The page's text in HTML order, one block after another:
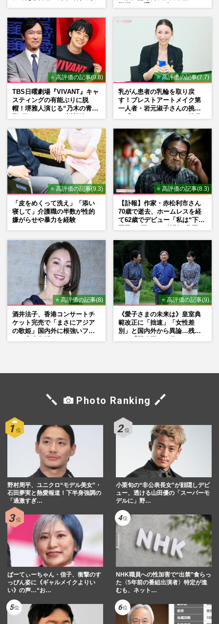
⭐ 高評価の記事(9.8)
TBS日曜劇場『VIVANT』キャ
スティングの有能ぶりに脱
帽！堺雅人演じる“乃木の青年
マン長男・櫻井海音だった
⭐ 高評価の記事(7.7)
乳がん患者の乳輪を取り戻
す！ブレストアートメイク第
一人者・岩元淑子さんの挑戦
⭐ 高評価の記事(9.3)
「皮をめくって洗え」「添い
寝して」介護職の半数が性的
嫌がらせや暴力を経験
⭐ 高評価の記事(8.3)
【訃報】作家・赤松利市さん
70歳で逝去、ホームレスを経
て62歳でデビュー「私は“下級
⭐ 高評価の記事(8)
酒井法子、香港コンサートチ
ケット完売で「まさにアジア
の歌姫」国内外に根強いファ
⭐ 高評価の記事(9)
《愛子さまの未来は》皇室典
範改正に「拙速」「女性差
別」と国内外から異論…残さ
Photo Ranking
野村周平、ユニクロ“モデル美女”・
石田夢実と熱愛報道！下半身強調の
「過激すぎ…
小栗旬の“非公表長女”が顔隠しデビ
ュー、透ける山田優の「スーパーモ
デルに」野…
ぱーてぃーちゃん・信子、衝撃のす
っぴん姿に《ギャルメイクよりい
い》の声…“お…
NHK職員への性加害で“出禁”食らっ
た〈5年前の番組出演者〉特定が進
むも、ネット…